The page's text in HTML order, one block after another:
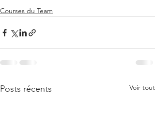
Courses du Team
Posts récents Voir tout